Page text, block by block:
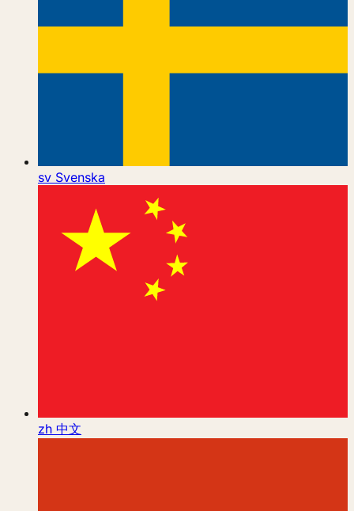
sv Svenska
zh 中文